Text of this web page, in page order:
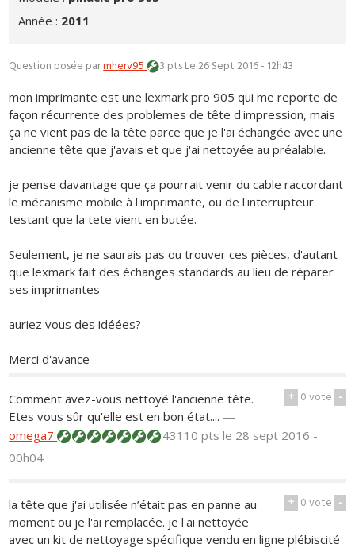
Année : 2011
Question posée parmherv95 3 ptsLe 26 Sept 2016 - 12h43
mon imprimante est une lexmark pro 905 qui me reporte de
façon récurrente des problemes de tête d'impression, mais
ça ne vient pas de la tête parce que je l'ai échangée avec une
ancienne tête que j'avais et que j'ai nettoyée au préalable.
je pense davantage que ça pourrait venir du cable raccordant
le mécanisme mobile à l'imprimante, ou de l'interrupteur
testant que la tete vient en butée.
Seulement, je ne saurais pas ou trouver ces pièces, d'autant
que lexmark fait des échanges standards au lieu de réparer
ses imprimantes
auriez vous des idéées?
Merci d'avance
+ 0vote -
Comment avez-vous nettoyé l'ancienne tête.
Etes vous sûr qu'elle est en bon état.... —
omega7
43110 ptsle 28 sept 2016 -
00h04
+ 0vote -
la tête que j'ai utilisée n’était pas en panne au
moment ou je l'ai remplacée. je l'ai nettoyée
avec un kit de nettoyage spécifique vendu en ligne plébiscité